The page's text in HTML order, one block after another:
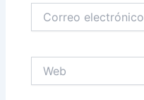
electrónico*